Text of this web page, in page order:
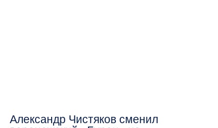
Александр Чистяков сменил